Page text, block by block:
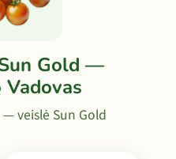
Gold —
veislė Sun Gold